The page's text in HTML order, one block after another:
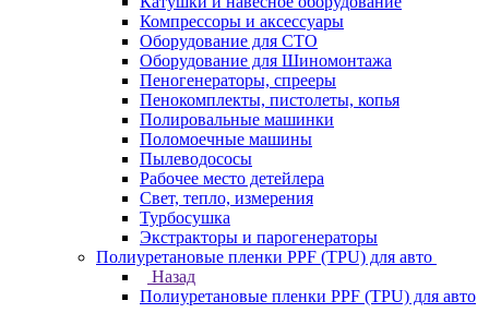
Компрессоры и аксессуары
Оборудование для СТО
Оборудование для Шиномонтажа
Пеногенераторы, спрееры
Пенокомплекты, пистолеты, копья
Полировальные машинки
Поломоечные машины
Пылеводососы
Рабочее место детейлера
Свет, тепло, измерения
Турбосушка
Экстракторы и парогенераторы
Полиуретановые пленки PPF (TPU) для авто
Назад
Полиуретановые пленки PPF (TPU) для авто